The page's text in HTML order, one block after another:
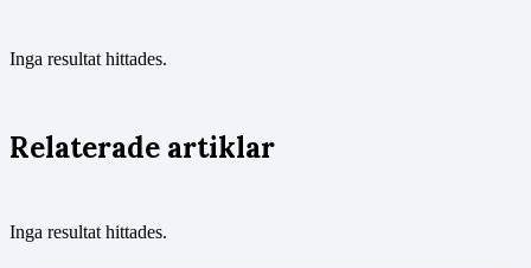
Inga resultat hittades.
Relaterade artiklar
Inga resultat hittades.